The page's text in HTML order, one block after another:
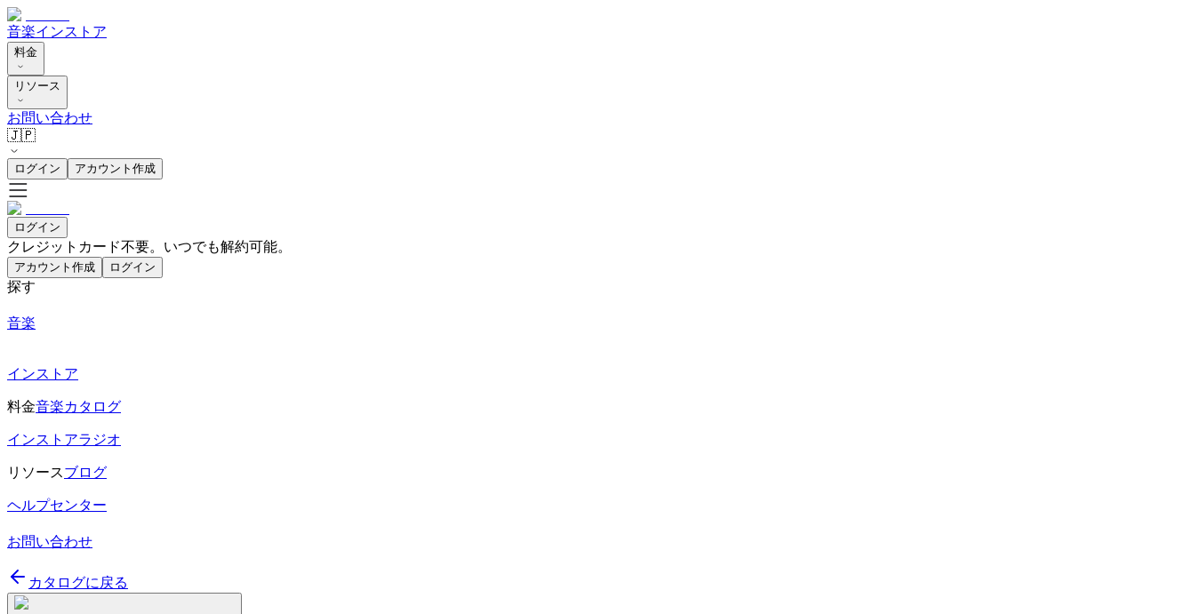
音楽インストア
料金
リソース
お問い合わせ
🇯🇵
ログイン アカウント作成
ログイン
クレジットカード不要。いつでも解約可能。
アカウント作成 ログイン
探す
音楽
インストア
料金音楽カタログ
インストアラジオ
リソースブログ
ヘルプセンター
お問い合わせ
カタログに戻る